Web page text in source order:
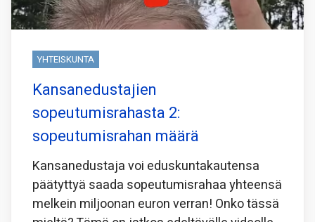
YHTEISKUNTA
Kansanedustajien
sopeutumisrahasta 2:
sopeutumisrahan määrä
Kansanedustaja voi eduskuntakautensa
päätyttyä saada sopeutumisrahaa yhteensä
melkein miljoonan euron verran! Onko tässä